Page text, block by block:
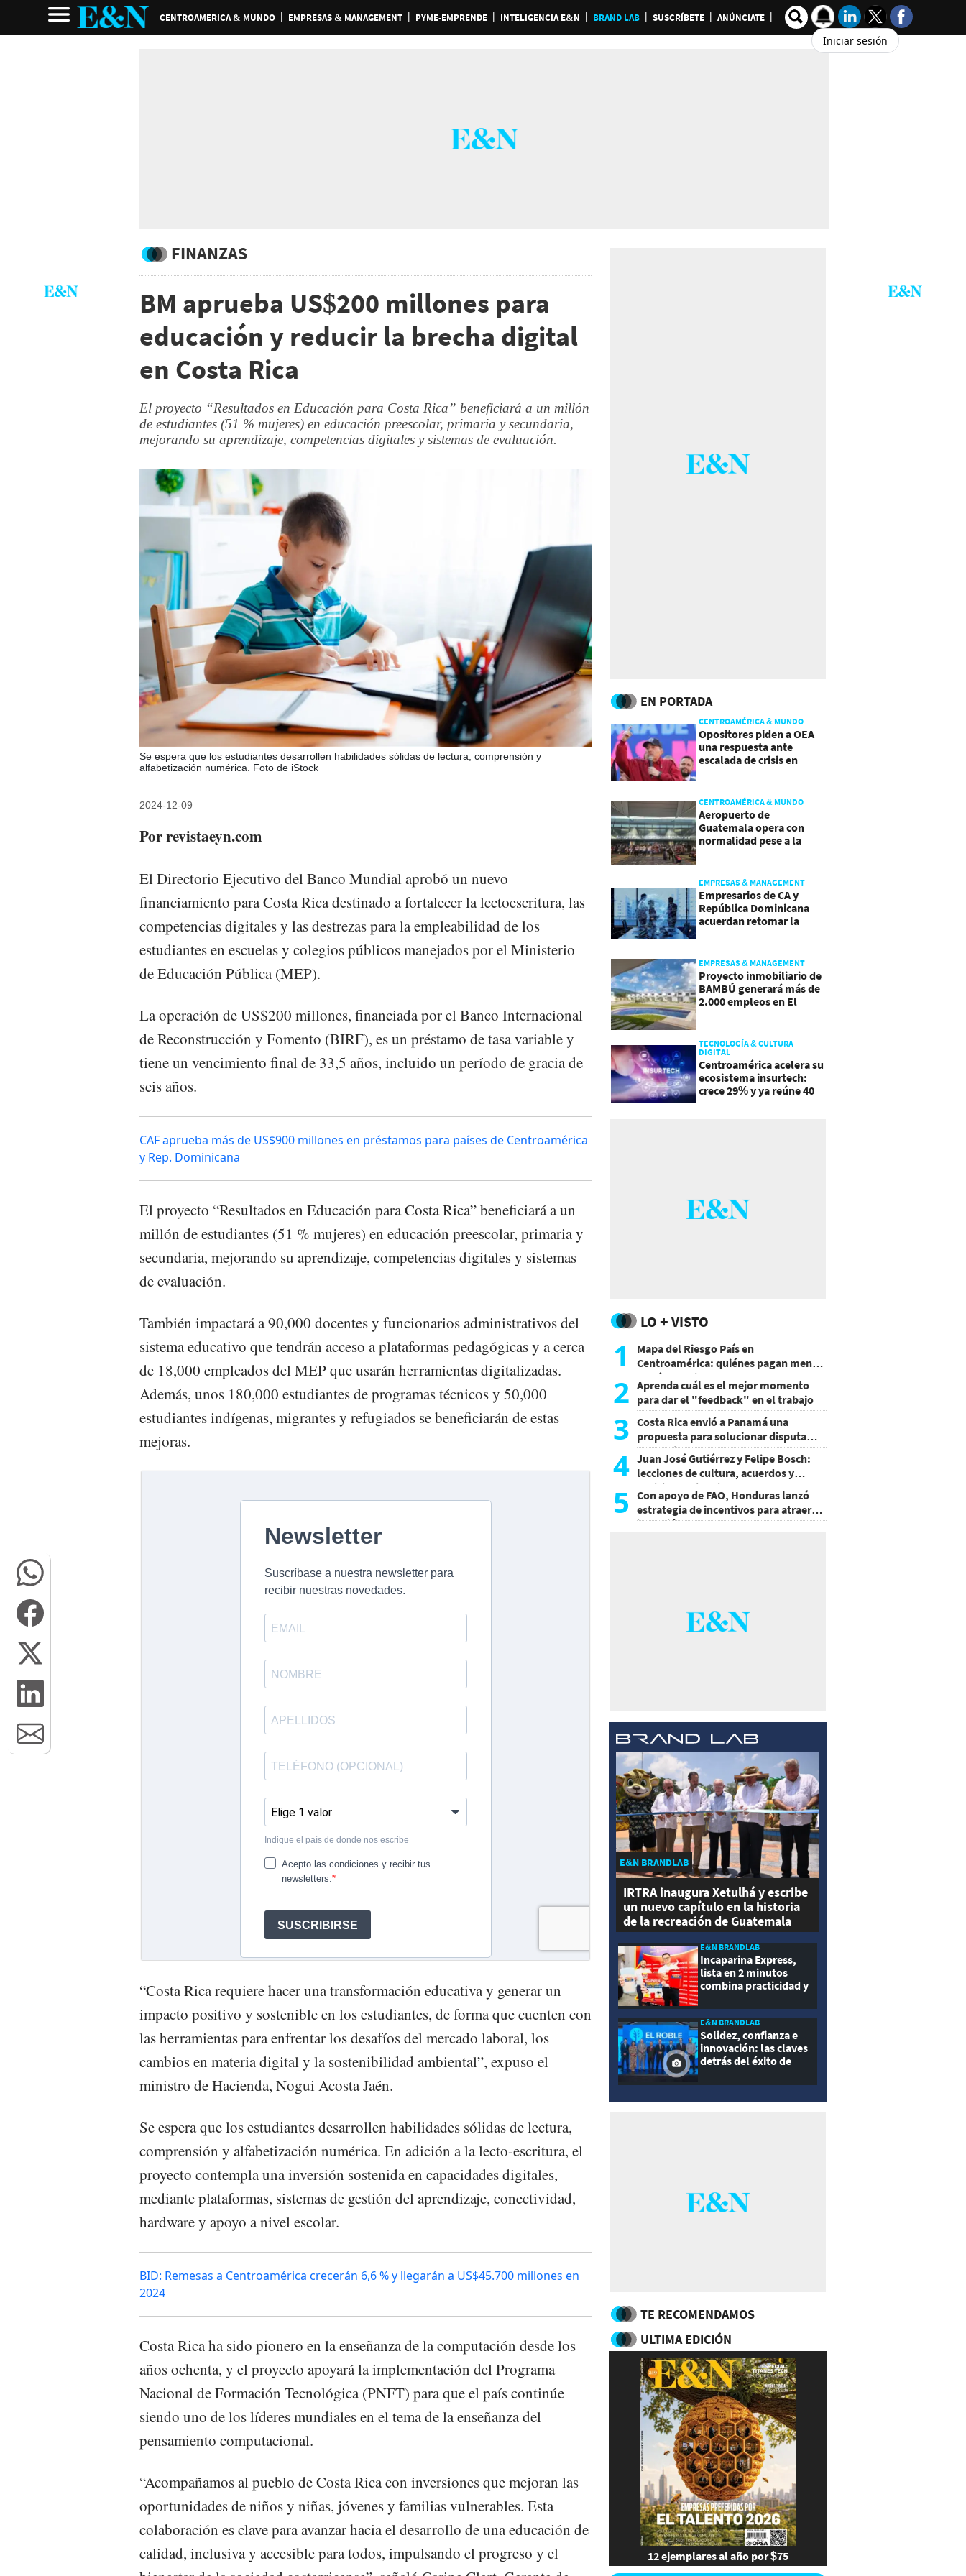
CENTROAMERICA & MUNDO EMPRESAS & MANAGEMENT PYME-EMPRENDE INTELIGENCIA E&N BRAND LAB SUSCRÍBETE ANÚNCIATE
Iniciar sesión
FINANZAS
BM aprueba US$200 millones para
educación y reducir la brecha digital
en Costa Rica
El proyecto “Resultados en Educación para Costa Rica” beneficiará a un millón
de estudiantes (51 % mujeres) en educación preescolar, primaria y secundaria,
mejorando su aprendizaje, competencias digitales y sistemas de evaluación.
Se espera que los estudiantes desarrollen habilidades sólidas de lectura, comprensión y
alfabetización numérica. Foto de iStock
2024-12-09
Por revistaeyn.com
El Directorio Ejecutivo del Banco Mundial aprobó un nuevo
financiamiento para Costa Rica destinado a fortalecer la lectoescritura, las
competencias digitales y las destrezas para la empleabilidad de los
estudiantes en escuelas y colegios públicos manejados por el Ministerio
de Educación Pública (MEP).
La operación de US$200 millones, financiada por el Banco Internacional
de Reconstrucción y Fomento (BIRF), es un préstamo de tasa variable y
tiene un vencimiento final de 33,5 años, incluido un período de gracia de
seis años.
CAF aprueba más de US$900 millones en préstamos para países de Centroamérica
y Rep. Dominicana
El proyecto “Resultados en Educación para Costa Rica” beneficiará a un
millón de estudiantes (51 % mujeres) en educación preescolar, primaria y
secundaria, mejorando su aprendizaje, competencias digitales y sistemas
de evaluación.
También impactará a 90,000 docentes y funcionarios administrativos del
sistema educativo que tendrán acceso a plataformas pedagógicas y a cerca
de 18,000 empleados del MEP que usarán herramientas digitalizadas.
Además, unos 180,000 estudiantes de programas técnicos y 50,000
estudiantes indígenas, migrantes y refugiados se beneficiarán de estas
mejoras.
“Costa Rica requiere hacer una transformación educativa y generar un
impacto positivo y sostenible en los estudiantes, de forma que cuenten con
las herramientas para enfrentar los desafíos del mercado laboral, los
cambios en materia digital y la sostenibilidad ambiental”, expuso el
ministro de Hacienda, Nogui Acosta Jaén.
Se espera que los estudiantes desarrollen habilidades sólidas de lectura,
comprensión y alfabetización numérica. En adición a la lecto-escritura, el
proyecto contempla una inversión sostenida en capacidades digitales,
mediante plataformas, sistemas de gestión del aprendizaje, conectividad,
hardware y apoyo a nivel escolar.
BID: Remesas a Centroamérica crecerán 6,6 % y llegarán a US$45.700 millones en
2024
Costa Rica ha sido pionero en la enseñanza de la computación desde los
años ochenta, y el proyecto apoyará la implementación del Programa
Nacional de Formación Tecnológica (PNFT) para que el país continúe
siendo uno de los líderes mundiales en el tema de la enseñanza del
pensamiento computacional.
“Acompañamos al pueblo de Costa Rica con inversiones que mejoran las
oportunidades de niños y niñas, jóvenes y familias vulnerables. Esta
colaboración es clave para avanzar hacia el desarrollo de una educación de
calidad, inclusiva y accesible para todos, impulsando el progreso y el
EN PORTADA
CENTROAMÉRICA & MUNDO
Opositores piden a OEA
una respuesta ante
escalada de crisis en
CENTROAMÉRICA & MUNDO
Aeropuerto de
Guatemala opera con
normalidad pese a la
EMPRESAS & MANAGEMENT
Empresarios de CA y
República Dominicana
acuerdan retomar la
EMPRESAS & MANAGEMENT
Proyecto inmobiliario de
BAMBÚ generará más de
2.000 empleos en El
TECNOLOGÍA & CULTURA
DIGITAL
Centroamérica acelera su
ecosistema insurtech:
crece 29% y ya reúne 40
LO + VISTO
1
Mapa del Riesgo País en
Centroamérica: quiénes pagan menos
y cuáles mejoraron
2 Aprenda cuál es el mejor momento
para dar el "feedback" en el trabajo
3 Costa Rica envió a Panamá una
propuesta para solucionar disputa
comercial
4 Juan José Gutiérrez y Felipe Bosch:
lecciones de cultura, acuerdos y
decisiones sin miedo
5
Con apoyo de FAO, Honduras lanzó
estrategia de incentivos para atraer
inversión al agro
E&N BRANDLAB
IRTRA inaugura Xetulhá y escribe
un nuevo capítulo en la historia
de la recreación de Guatemala
E&N BRANDLAB
Incaparina Express,
lista en 2 minutos
combina practicidad y
E&N BRANDLAB
Solidez, confianza e
innovación: las claves
detrás del éxito de
TE RECOMENDAMOS
ULTIMA EDICIÓN
12 ejemplares al año por $75